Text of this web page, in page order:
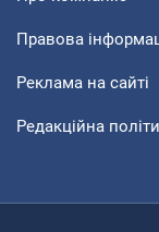
Правова
Реклама на сайті
Редакційна